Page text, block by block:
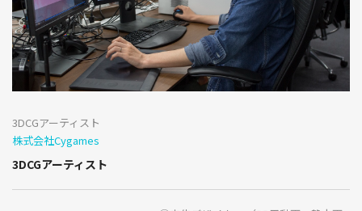
3DCGアーティスト
株式会社Cygames
3DCGアーティスト